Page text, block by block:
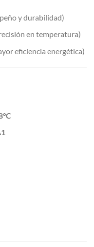
y durabilidad)
en temperatura)
eficiencia energética)